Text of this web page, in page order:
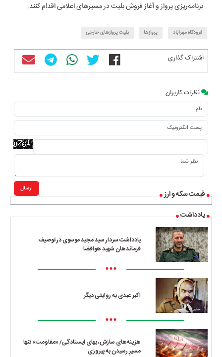
قیمت سکه و ارز
یادداشت
یادداشت سردار سید مجید موسوی در توصیف
فرماندهان شهید هوافضا
•••
اکبر عبدی به روایتی دیگر
•••
هزینه‌های سازش، بهای ایستادگی/ «مقاومت» تنها
مسیرِ رسیدن به پیروزی
برنامه‌ریزی پرواز و آغاز فروش بلیت در مسیرهای اعلامی اقدام کنند.
فرودگاه مهرآباد پروازها بلیت پروازهای خارجی
اشتراک گذاری
نظرات کاربران
ارسال